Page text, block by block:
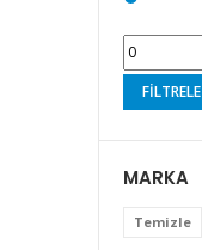
FILTRELE
MARKA
Temizle